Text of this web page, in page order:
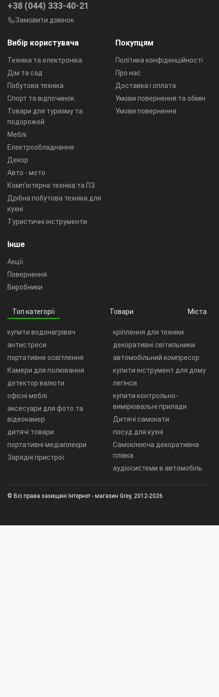
Вибір користувача
Техніка та електроніка
Дім та сад
Побутова техніка
Спорт та відпочинок
Товари для туризму та
подорожей
Меблі
Електрообладнання
Декор
Авто - мото
Комп'ютерна техніка та ПЗ
Дрібна побутова техніка для
кухні
Туристичні інструменти
Покупцям
Політика конфіденційності
Про нас
Доставка і оплата
Умови повернення та обмін
Умови повернення
Інше
Акції
Повернення
Виробники
+38 (044) 333-40-21
Замовити дзвінок
Топ категорії Товари Міста
купити водонагрівач
антистреси
портативне освітлення
Камери для полювання
детектор валюти
офісні меблі
аксесуари для фото та
відеокамер
дитячі товари
портативні медіаплеєри
Зарядні пристрої
кріплення для техніки
декоративні світильники
автомобільний компресор
купити інструмент для дому
легінси
купити контрольно-
вимірювальні прилади
Дитячі самокати
посуд для кухні
Самоклеюча декоративна
плівка
аудіосистеми в автомобіль
© Всі права захищені Інтернет - магазин Grey, 2012-2026